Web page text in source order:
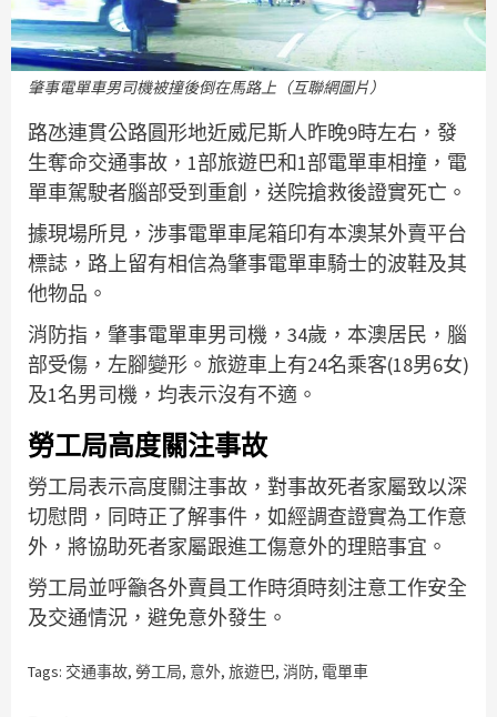
肇事電單車男司機被撞後倒在馬路上（互聯網圖片）
路氹連貫公路圓形地近威尼斯人昨晚9時左右，發
生奪命交通事故，1部旅遊巴和1部電單車相撞，電
單車駕駛者腦部受到重創，送院搶救後證實死亡。
據現場所見，涉事電單車尾箱印有本澳某外賣平台
標誌，路上留有相信為肇事電單車騎士的波鞋及其
他物品。
消防指，肇事電單車男司機，34歲，本澳居民，腦
部受傷，左腳變形。旅遊車上有24名乘客(18男6女)
及1名男司機，均表示沒有不適。
勞工局高度關注事故
勞工局表示高度關注事故，對事故死者家屬致以深
切慰問，同時正了解事件，如經調查證實為工作意
外，將協助死者家屬跟進工傷意外的理賠事宜。
勞工局並呼籲各外賣員工作時須時刻注意工作安全
及交通情況，避免意外發生。
Tags: 交通事故, 勞工局, 意外, 旅遊巴, 消防, 電單車